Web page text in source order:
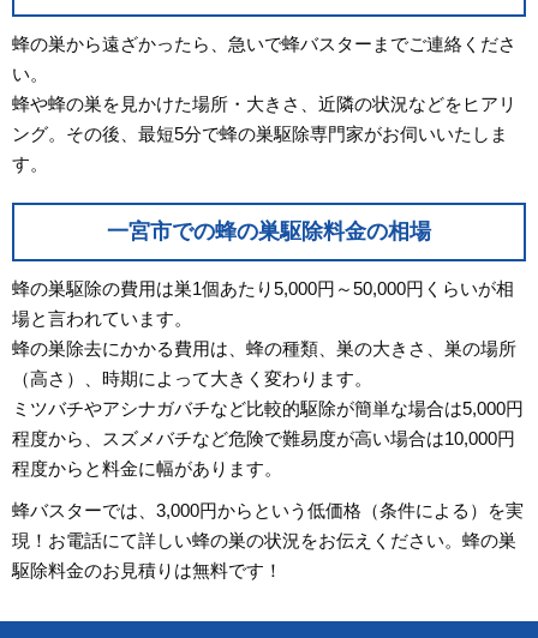
蜂の巣から遠ざかったら、急いで蜂バスターまでご連絡くださ
い。
蜂や蜂の巣を見かけた場所・大きさ、近隣の状況などをヒアリ
ング。その後、最短5分で蜂の巣駆除専門家がお伺いいたしま
す。
一宮市での蜂の巣駆除料金の相場
蜂の巣駆除の費用は巣1個あたり5,000円～50,000円くらいが相
場と言われています。
蜂の巣除去にかかる費用は、蜂の種類、巣の大きさ、巣の場所
（高さ）、時期によって大きく変わります。
ミツバチやアシナガバチなど比較的駆除が簡単な場合は5,000円
程度から、スズメバチなど危険で難易度が高い場合は10,000円
程度からと料金に幅があります。
蜂バスターでは、3,000円からという低価格（条件による）を実
現！お電話にて詳しい蜂の巣の状況をお伝えください。蜂の巣
駆除料金のお見積りは無料です！